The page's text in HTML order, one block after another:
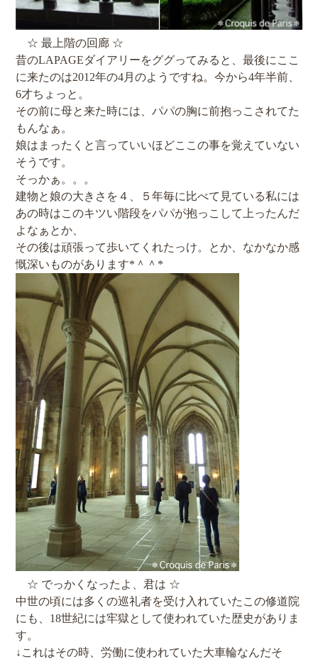
☆ 最上階の回廊 ☆
昔のLAPAGEダイアリーをググってみると、最後にここ
に来たのは2012年の4月のようですね。今から4年半前、
6才ちょっと。
その前に母と来た時には、パパの胸に前抱っこされてた
もんなぁ。
娘はまったくと言っていいほどここの事を覚えていない
そうです。
そっかぁ。。。
建物と娘の大きさを４、５年毎に比べて見ている私には
あの時はこのキツい階段をパパが抱っこして上ったんだ
よなぁとか、
その後は頑張って歩いてくれたっけ。とか、なかなか感
慨深いものがあります*＾＾*
☆ でっかくなったよ、君は ☆
中世の頃には多くの巡礼者を受け入れていたこの修道院
にも、18世紀には牢獄として使われていた歴史がありま
す。
↓これはその時、労働に使われていた大車輪なんだそ